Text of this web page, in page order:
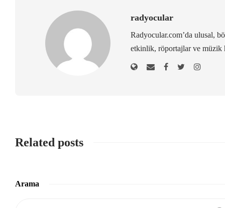
radyocular
Radyocular.com’da ulusal,
etkinlik, röportajlar ve müzik
Related posts
Arama